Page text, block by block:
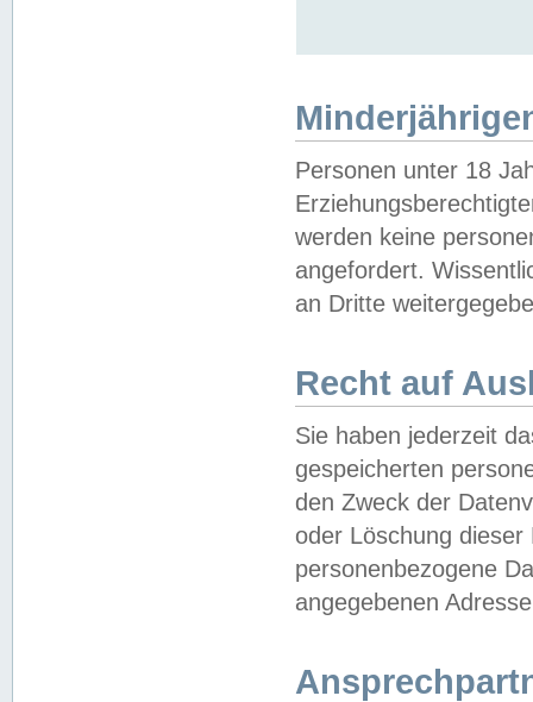
Personen unter 18
werden keine
angefordert.
an Dritte
Recht auf
Sie haben jederzeit
gespeicherten
den Zweck der
oder Löschung
personenbezogene
angegebenen